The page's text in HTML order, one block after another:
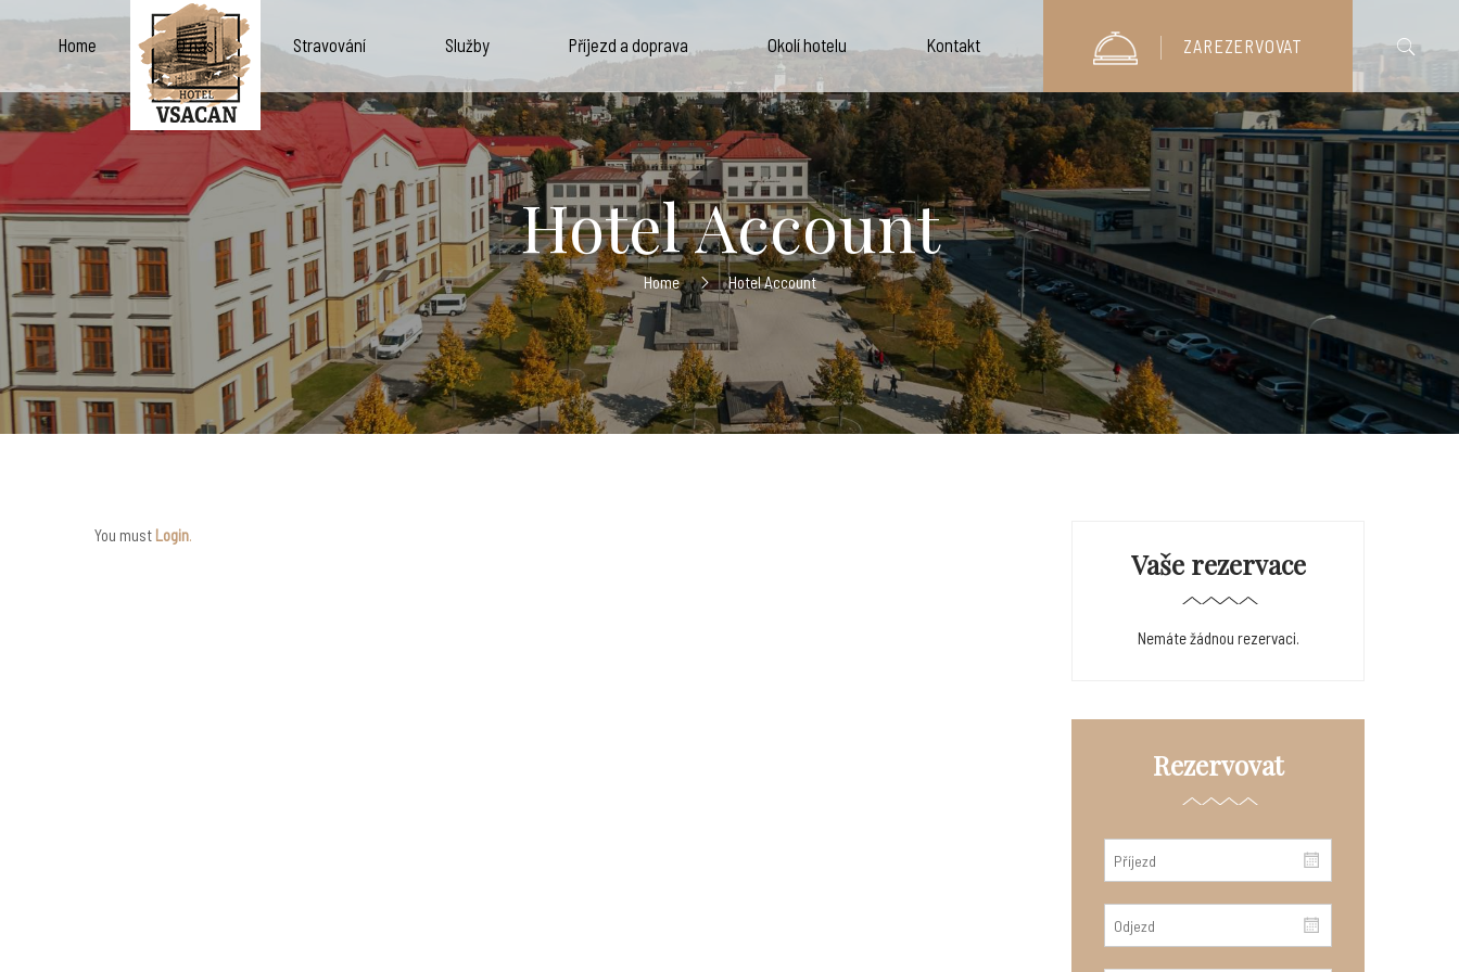
Home O nás Stravování Služby Příjezd a doprava Okolí hotelu Kontakt ZAREZERVOVAT
Hotel Account
Home Hotel Account
You must Login.
Vaše rezervace
Nemáte žádnou rezervaci.
Rezervovat